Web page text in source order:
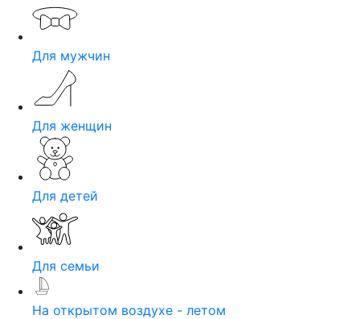
Для мужчин
Для женщин
Для детей
Для семьи
На открытом воздухе - летом